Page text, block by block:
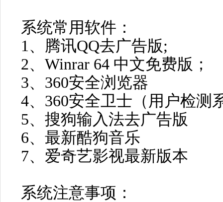
系统常用软件：
1、腾讯QQ去广告版;
2、Winrar 64 中文免费版；
3、360安全浏览器
4、360安全卫士（用户检测
5、搜狗输入法去广告版
6、最新酷狗音乐
7、爱奇艺影视最新版本
系统注意事项：